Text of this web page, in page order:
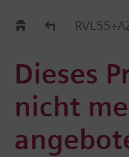
Austauschhilfe
Dieses
nicht